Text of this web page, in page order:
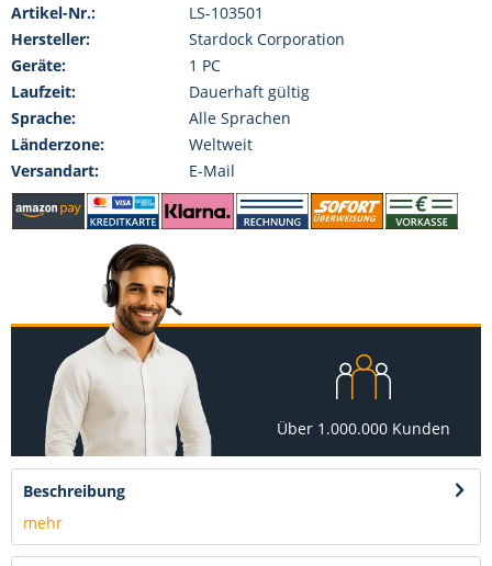
Artikel-Nr.:
LS-103501
Hersteller:
Stardock Corporation
Geräte:
1 PC
Laufzeit:
Dauerhaft gültig
Sprache:
Alle Sprachen
Länderzone:
Weltweit
Versandart:
E-Mail
Über 1.000.000 Kunden
Beschreibung
mehr